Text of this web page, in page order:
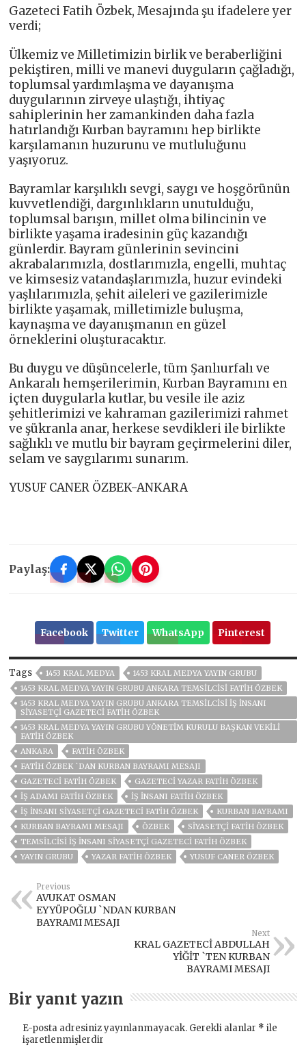
Gazeteci Fatih Özbek, Mesajında şu ifadelere yer
verdi;
Ülkemiz ve Milletimizin birlik ve beraberliğini
pekiştiren, milli ve manevi duyguların çağladığı,
toplumsal yardımlaşma ve dayanışma
duygularının zirveye ulaştığı, ihtiyaç
sahiplerinin her zamankinden daha fazla
hatırlandığı Kurban bayramını hep birlikte
karşılamanın huzurunu ve mutluluğunu
yaşıyoruz.
Bayramlar karşılıklı sevgi, saygı ve hoşgörünün
kuvvetlendiği, dargınlıkların unutulduğu,
toplumsal barışın, millet olma bilincinin ve
birlikte yaşama iradesinin güç kazandığı
günlerdir. Bayram günlerinin sevincini
akrabalarımızla, dostlarımızla, engelli, muhtaç
ve kimsesiz vatandaşlarımızla, huzur evindeki
yaşlılarımızla, şehit aileleri ve gazilerimizle
birlikte yaşamak, milletimizle buluşma,
kaynaşma ve dayanışmanın en güzel
örneklerini oluşturacaktır.
Bu duygu ve düşüncelerle, tüm Şanlıurfalı ve
Ankaralı hemşerilerimin, Kurban Bayramını en
içten duygularla kutlar, bu vesile ile aziz
şehitlerimizi ve kahraman gazilerimizi rahmet
ve şükranla anar, herkese sevdikleri ile birlikte
sağlıklı ve mutlu bir bayram geçirmelerini diler,
selam ve saygılarımı sunarım.
YUSUF CANER ÖZBEK-ANKARA
Paylaş:
Facebook Twitter WhatsApp Pinterest
Tags 1453 KRAL MEDYA
1453 KRAL MEDYA YAYIN GRUBU
1453 KRAL MEDYA YAYIN GRUBU ANKARA TEMSILCISI FATIH ÖZBEK
1453 KRAL MEDYA YAYIN GRUBU ANKARA TEMSILCISI İŞ İNSANI
SIYASETÇI GAZETECI FATIH ÖZBEK
1453 KRAL MEDYA YAYIN GRUBU YÖNETIM KURULU BAŞKAN VEKILI
FATIH ÖZBEK
ANKARA
FATİH ÖZBEK
FATİH ÖZBEK `DAN KURBAN BAYRAMI MESAJI
GAZETECI FATIH ÖZBEK
GAZETECİ YAZAR FATIH ÖZBEK
IŞ ADAMI FATIH ÖZBEK
İŞ INSANI FATIH ÖZBEK
İŞ İNSANI SIYASETÇI GAZETECI FATIH ÖZBEK
KURBAN BAYRAMI
KURBAN BAYRAMI MESAJI
ÖZBEK
SIYASETÇI FATIH ÖZBEK
TEMSILCISI İŞ İNSANI SIYASETÇI GAZETECI FATIH ÖZBEK
YAYIN GRUBU
YAZAR FATIH ÖZBEK YUSUF CANER ÖZBEK
Previous
AVUKAT OSMAN
EYYÜPOĞLU `NDAN KURBAN
BAYRAMI MESAJI
Next
KRAL GAZETECİ ABDULLAH
YİĞİT `TEN KURBAN
BAYRAMI MESAJI
Bir yanıt yazın
E-posta adresiniz yayınlanmayacak. Gerekli alanlar * ile
işaretlenmişlerdir